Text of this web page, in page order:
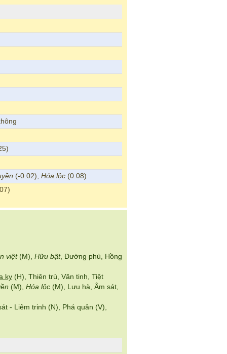
(-0.02), Hóa lộc (0.08)
việt(M), Hữu bật, Đường phù, Hồng
kỵ (H), Thiên trù, Văn tinh, Tiệt
(M), Hóa lộc (M), Lưu hà, Âm sát,
- Liêm trinh (N), Phá quân (V),